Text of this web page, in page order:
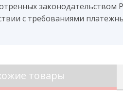
законодательством
с требованиями
товары